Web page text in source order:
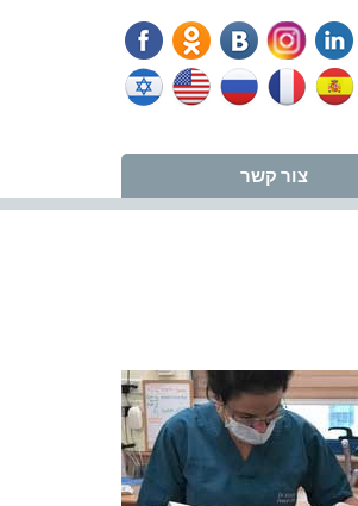
צור קשר